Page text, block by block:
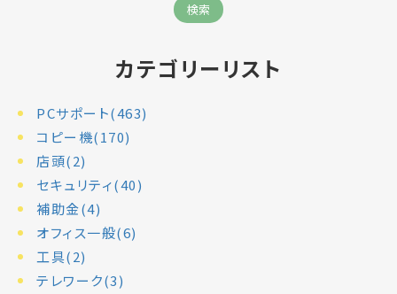
カテゴリーリスト
PCサポート(463)
コピー機(170)
店頭(2)
セキュリティ(40)
補助金(4)
オフィス一般(6)
工具(2)
テレワーク(3)